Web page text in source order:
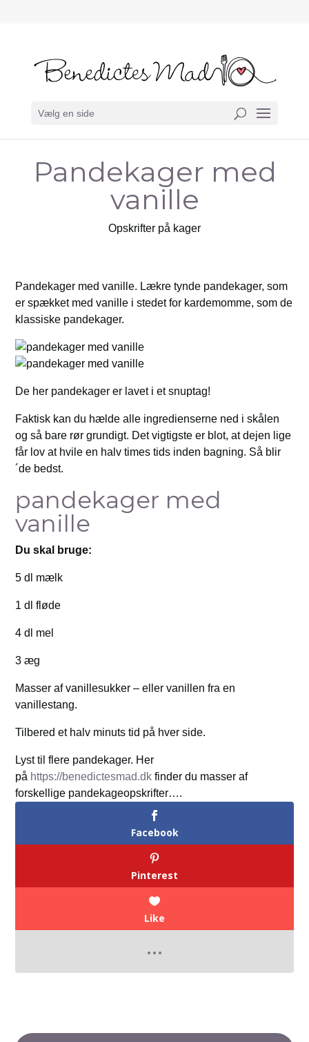
Vælg en side
Pandekager med
vanille
Opskrifter på kager
Pandekager med vanille. Lækre tynde pandekager, som
er spækket med vanille i stedet for kardemomme, som de
klassiske pandekager.
De her pandekager er lavet i et snuptag!
Faktisk kan du hælde alle ingredienserne ned i skålen
og så bare rør grundigt. Det vigtigste er blot, at dejen lige
får lov at hvile en halv times tids inden bagning. Så blir
´de bedst.
pandekager med
vanille
Du skal bruge:
5 dl mælk
1 dl fløde
4 dl mel
3 æg
Masser af vanillesukker – eller vanillen fra en
vanillestang.
Tilbered et halv minuts tid på hver side.
Lyst til flere pandekager. Her
på https://benedictesmad.dk finder du masser af
forskellige pandekageopskrifter….
Facebook
Pinterest
Like